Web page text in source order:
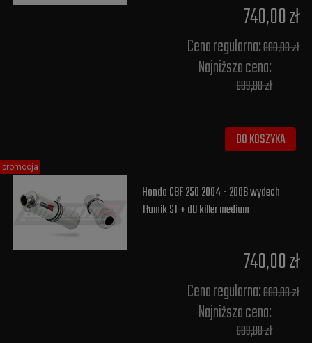
740,00 zł
Cena regularna:800,00 zł
Najniższa cena:
689,00 zł
DO KOSZYKA
Honda CBF 250 2004 - 2006 wydech
Tłumik ST + dB killer medium
740,00 zł
Cena regularna:800,00 zł
Najniższa cena:
689,00 zł
promocja